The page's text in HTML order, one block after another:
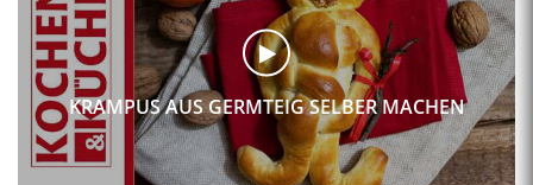
KRAMPUS AUS GERMTEIG SELBER MACHEN